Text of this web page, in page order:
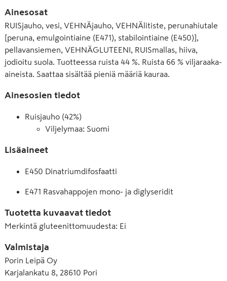
Ainesosat
RUISjauho, vesi, VEHNÄjauho, VEHNÄlitiste, perunahiutale
[peruna, emulgointiaine (E471), stabilointiaine (E450)],
pellavansiemen, VEHNÄGLUTEENI, RUISmallas, hiiva,
jodioitu suola. Tuotteessa ruista 44 %. Ruista 66 % viljaraaka-
aineista. Saattaa sisältää pieniä määriä kauraa.
Ainesosien tiedot
Ruisjauho (42%)
Viljelymaa: Suomi
Lisäaineet
E450 Dinatriumdifosfaatti
E471 Rasvahappojen mono- ja diglyseridit
Tuotetta kuvaavat tiedot
Merkintä gluteenittomuudesta: Ei
Valmistaja
Porin Leipä Oy
Karjalankatu 8, 28610 Pori